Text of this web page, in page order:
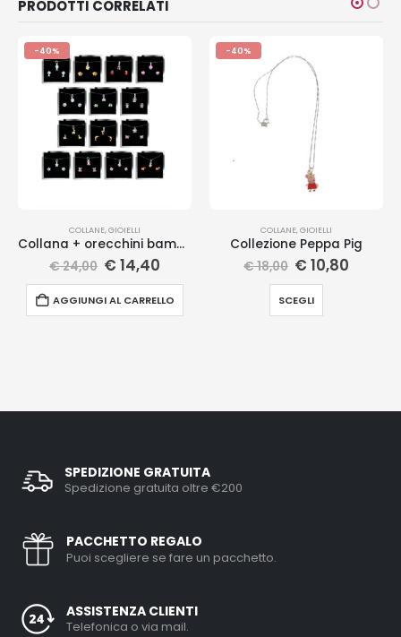
PRODOTTI CORRELATI
-40%
COLLANE,GIOIELLI
Collana + orecchini bambina
€24,00 € 14,40
AGGIUNGI AL CARRELLO
-40%
COLLANE,GIOIELLI
Collezione Peppa Pig
€18,00 € 10,80
SCEGLI
SPEDIZIONE GRATUITA
Spedizione gratuita oltre €200
PACCHETTO REGALO
Puoi scegliere se fare un pacchetto.
ASSISTENZA CLIENTI
Telefonica o via mail.